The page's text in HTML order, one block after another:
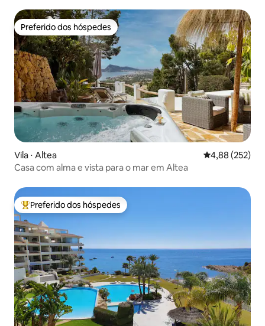
anuncio. *** SI QUIERE RESERVAR EL
APARTAMENTO PARA SESIONES
FOTOGRÁFICAS, AUDIOVISUALES O
EVENTOS, POR FAVOR CONTACTA CON
NOSOTROS.
Preferido dos hóspedes
Preferido dos hóspedes
Vila ⋅ Altea 4,88 de uma
4,88 (252)
Casa com alma e vista para o mar em Altea
Entre os melhores preferidos dos hóspedes
Preferido dos hóspedes